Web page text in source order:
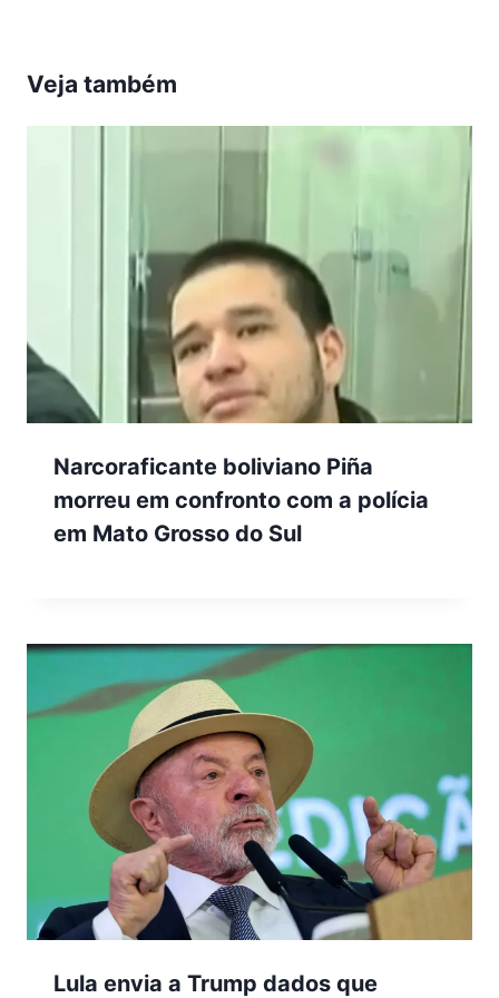
Veja também
Narcoraficante boliviano Piña
morreu em confronto com a polícia
em Mato Grosso do Sul
Lula envia a Trump dados que